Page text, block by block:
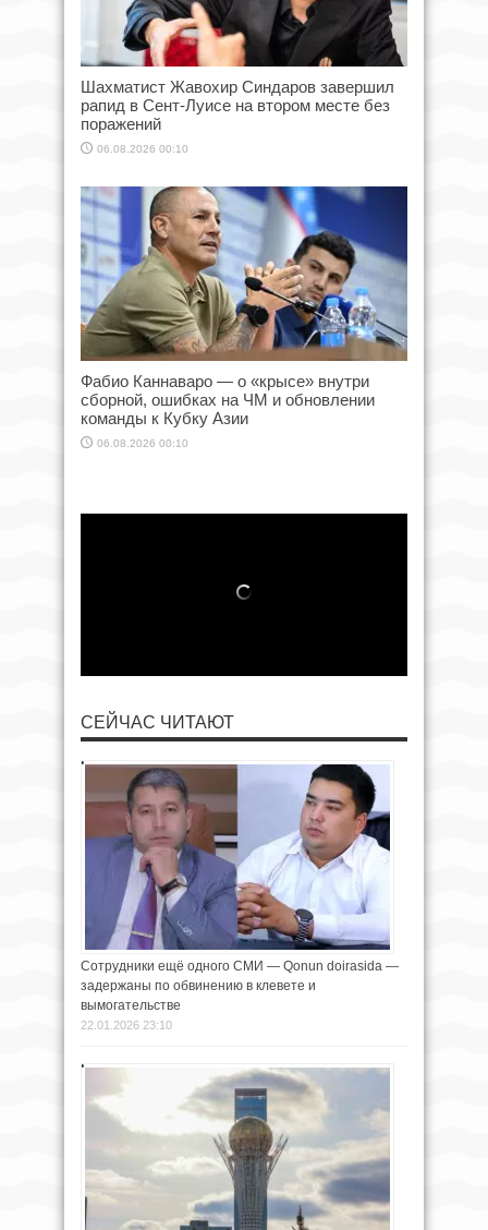
Шахматист Жавохир Синдаров завершил
рапид в Сент-Луисе на втором месте без
поражений
06.08.2026 00:10
Фабио Каннаваро — о «крысе» внутри
сборной, ошибках на ЧМ и обновлении
команды к Кубку Азии
06.08.2026 00:10
СЕЙЧАС ЧИТАЮТ
Сотрудники ещё одного СМИ — Qonun doirasida —
задержаны по обвинению в клевете и
вымогательстве
22.01.2026 23:10